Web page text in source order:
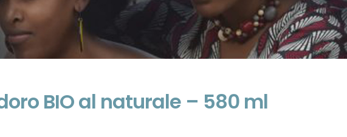
BIO al naturale – 580 ml